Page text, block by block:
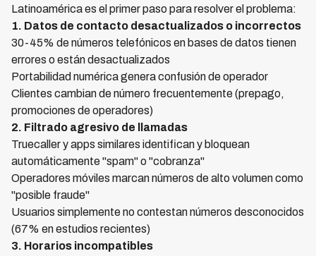
Latinoamérica es el primer paso para resolver el problema:
1. Datos de contacto desactualizados o incorrectos
30-45% de números telefónicos en bases de datos tienen
errores o están desactualizados
Portabilidad numérica genera confusión de operador
Clientes cambian de número frecuentemente (prepago,
promociones de operadores)
2. Filtrado agresivo de llamadas
Truecaller y apps similares identifican y bloquean
automáticamente "spam" o "cobranza"
Operadores móviles marcan números de alto volumen como
"posible fraude"
Usuarios simplemente no contestan números desconocidos
(67% en estudios recientes)
3. Horarios incompatibles